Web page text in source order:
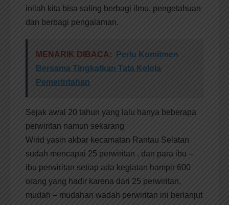
inilah kita bisa saling berbagi ilmu, pengetahuan
dan berbagi pengalaman.
MENARIK DIBACA:
Perlu Komitmen
Bersama Tingkatkan Tata Kelola
Pemerintahan
Sejak awal 20 tahun yang lalu hanya beberapa
perwiritan namun sekarang
Wirid yasin akbar kecamatan Rantau Selatan
sudah mencapai 25 perwiritan , dan para ibu –
ibu perwiritan setiap ada kegiatan hampir 600
orang yang hadir karena dari 25 perwiritan,
mudah – mudahan wadah perwiritan ini berlanjut